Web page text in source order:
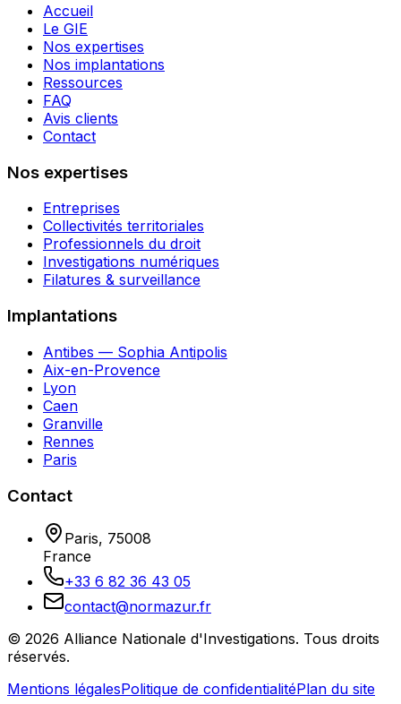
Accueil
Le GIE
Nos expertises
Nos implantations
Ressources
FAQ
Avis clients
Contact
Nos expertises
Entreprises
Collectivités territoriales
Professionnels du droit
Investigations numériques
Filatures & surveillance
Implantations
Antibes — Sophia Antipolis
Aix-en-Provence
Lyon
Caen
Granville
Rennes
Paris
Contact
Paris, 75008
France
+33 6 82 36 43 05
contact@normazur.fr
© 2026 Alliance Nationale d'Investigations. Tous droits
réservés.
Mentions légalesPolitique de confidentialitéPlan du site